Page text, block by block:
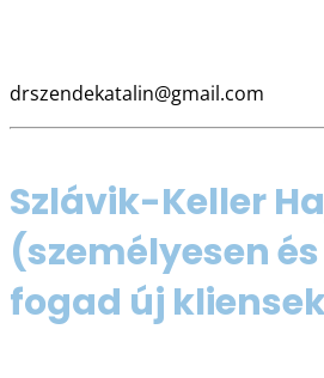
drszendekatalin@gmail.com
Szlávik-Keller
(személyesen
fogad új